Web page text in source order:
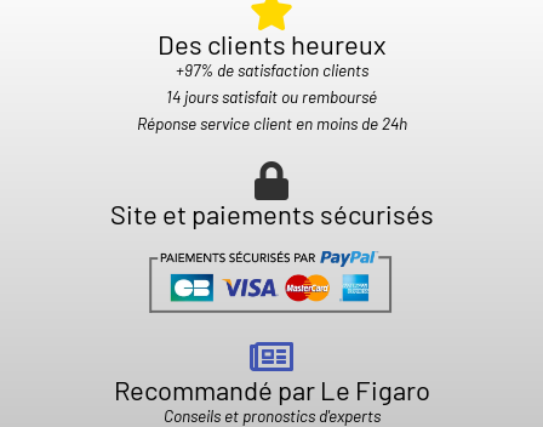
Des clients heureux​
+97% de satisfaction clients
14 jours satisfait ou remboursé
Réponse service client en moins de 24h
Site et paiements sécurisés
Recommandé par Le Figaro
Conseils et pronostics d'experts